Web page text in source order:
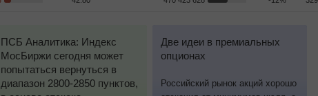
ПСБ Аналитика: Индекс
МосБиржи сегодня может
попытаться вернуться в
диапазон 2800-2850 пунктов,
Две идеи в премиальных
опционах
Российский рынок акций хорошо